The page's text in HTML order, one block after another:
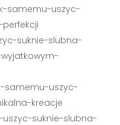
samemu-uszyc-
suknie-slubna-
samemu-uszyc-
kreacje
suknie-slubna-